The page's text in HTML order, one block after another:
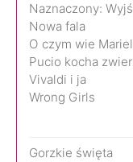
Naznaczony:
Nowa fala
O czym wie
Pucio kocha
Vivaldi i ja
Wrong Girls
Gorzkie święta